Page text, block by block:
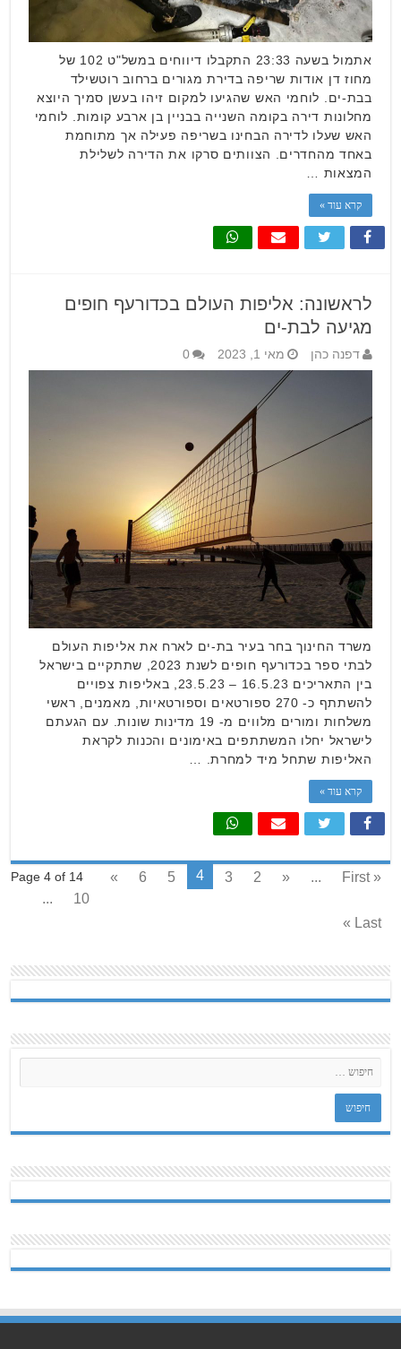
אתמול בשעה 23:33 התקבלו דיווחים במשל"ט 102 של
מחוז דן אודות שריפה בדירת מגורים ברחוב רוטשילד
בבת-ים. לוחמי האש שהגיעו למקום זיהו בעשן סמיך היוצא
מחלונות דירה בקומה השנייה בבניין בן ארבע קומות. לוחמי
האש שעלו לדירה הבחינו בשריפה פעילה אך מתוחמת
באחד מהחדרים. הצוותים סרקו את הדירה לשלילת
המצאות …
קרא עוד »
לראשונה: אליפות העולם בכדורעף חופים
מגיעה לבת-ים
דפנה כהן מאי 1, 2023 0
משרד החינוך בחר בעיר בת-ים לארח את אליפות העולם
לבתי ספר בכדורעף חופים לשנת 2023, שתתקיים בישראל
בין התאריכים 16.5.23 – 23.5.23, באליפות צפויים
להשתתף כ- 270 ספורטאים וספורטאיות, מאמנים, ראשי
משלחות ומורים מלווים מ- 19 מדינות שונות. עם הגעתם
לישראל יחלו המשתתפים באימונים והכנות לקראת
האליפות שתחל מיד למחרת. …
קרא עוד »
Page 4 of 14 « First
...
«
2
3
4
5
6
»
10
...
Last »